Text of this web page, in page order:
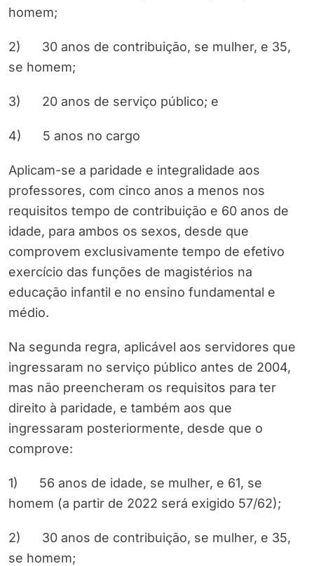
homem;
2) 30 anos de contribuição, se mulher, e 35,
se homem;
3) 20 anos de serviço público; e
4) 5 anos no cargo
Aplicam-se a paridade e integralidade aos
professores, com cinco anos a menos nos
requisitos tempo de contribuição e 60 anos de
idade, para ambos os sexos, desde que
comprovem exclusivamente tempo de efetivo
exercício das funções de magistérios na
educação infantil e no ensino fundamental e
médio.
Na segunda regra, aplicável aos servidores que
ingressaram no serviço público antes de 2004,
mas não preencheram os requisitos para ter
direito à paridade, e também aos que
ingressaram posteriormente, desde que o
comprove:
1) 56 anos de idade, se mulher, e 61, se
homem (a partir de 2022 será exigido 57/62);
2) 30 anos de contribuição, se mulher, e 35,
se homem;